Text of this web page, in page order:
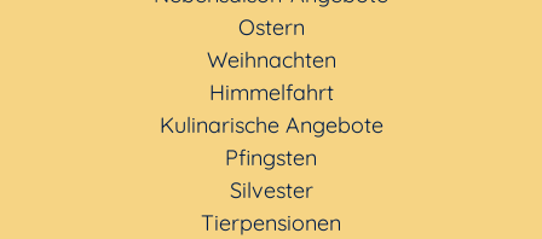
Ostern
Weihnachten
Himmelfahrt
Kulinarische Angebote
Pfingsten
Silvester
Tierpensionen